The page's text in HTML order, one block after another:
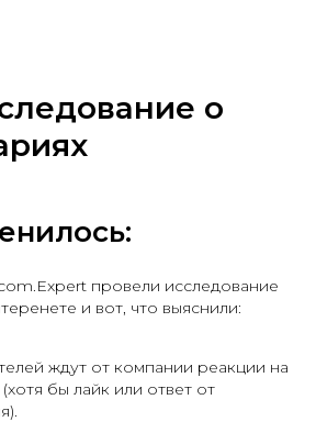
о
провели исследование
и вот, что выяснили:
ждут от компании реакции на
бы лайк или ответ от